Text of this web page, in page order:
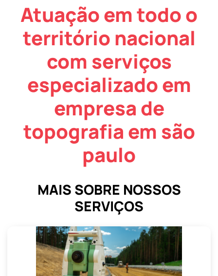
Atuação em todo o
território nacional
com serviços
especializado em
empresa de
topografia em são
paulo
MAIS SOBRE NOSSOS
SERVIÇOS